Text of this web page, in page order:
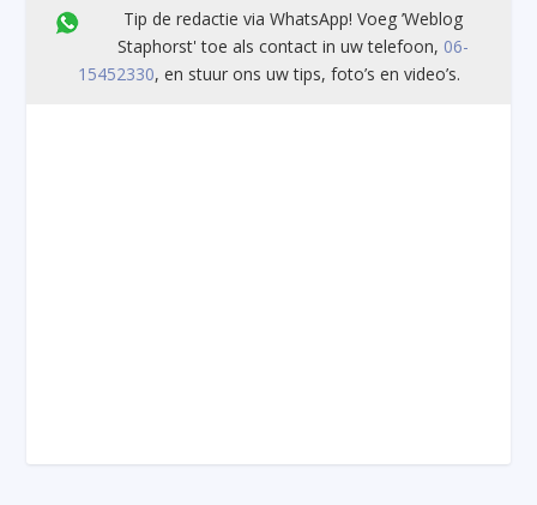
Tip de redactie via WhatsApp! Voeg ’Weblog
Staphorst' toe als contact in uw telefoon, 06-
15452330, en stuur ons uw tips, foto’s en video’s.